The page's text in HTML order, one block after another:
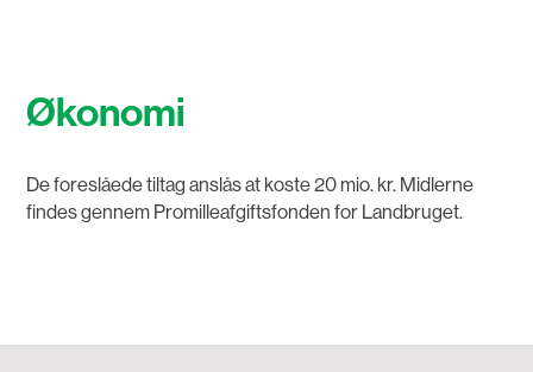
Økonomi
De foreslåede tiltag anslås at koste 20 mio. kr. Midlerne
findes gennem Promilleafgiftsfonden for Landbruget.